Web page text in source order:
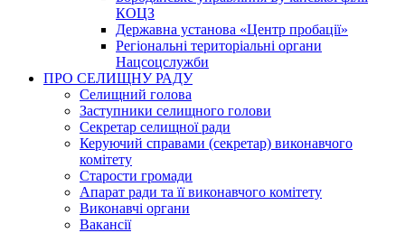
КОЦЗ
Державна установа «Центр пробації»
Регіональні територіальні органи
Нацсоцслужби
ПРО СЕЛИЩНУ РАДУ
Селищний голова
Заступники селищного голови
Секретар селищної ради
Керуючий справами (секретар) виконавчого
комітету
Старости громади
Апарат ради та її виконавчого комітету
Виконавчі органи
Вакансії